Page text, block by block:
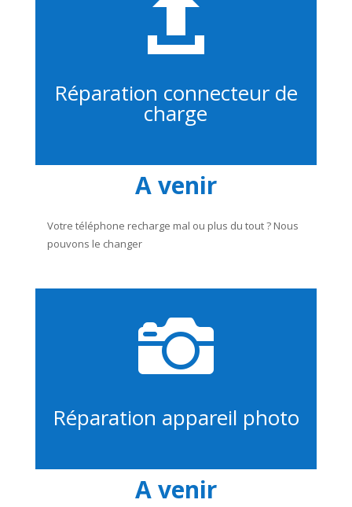

Réparation connecteur de
charge
A venir
Votre téléphone recharge mal ou plus du tout ? Nous
pouvons le changer

Réparation appareil photo
A venir